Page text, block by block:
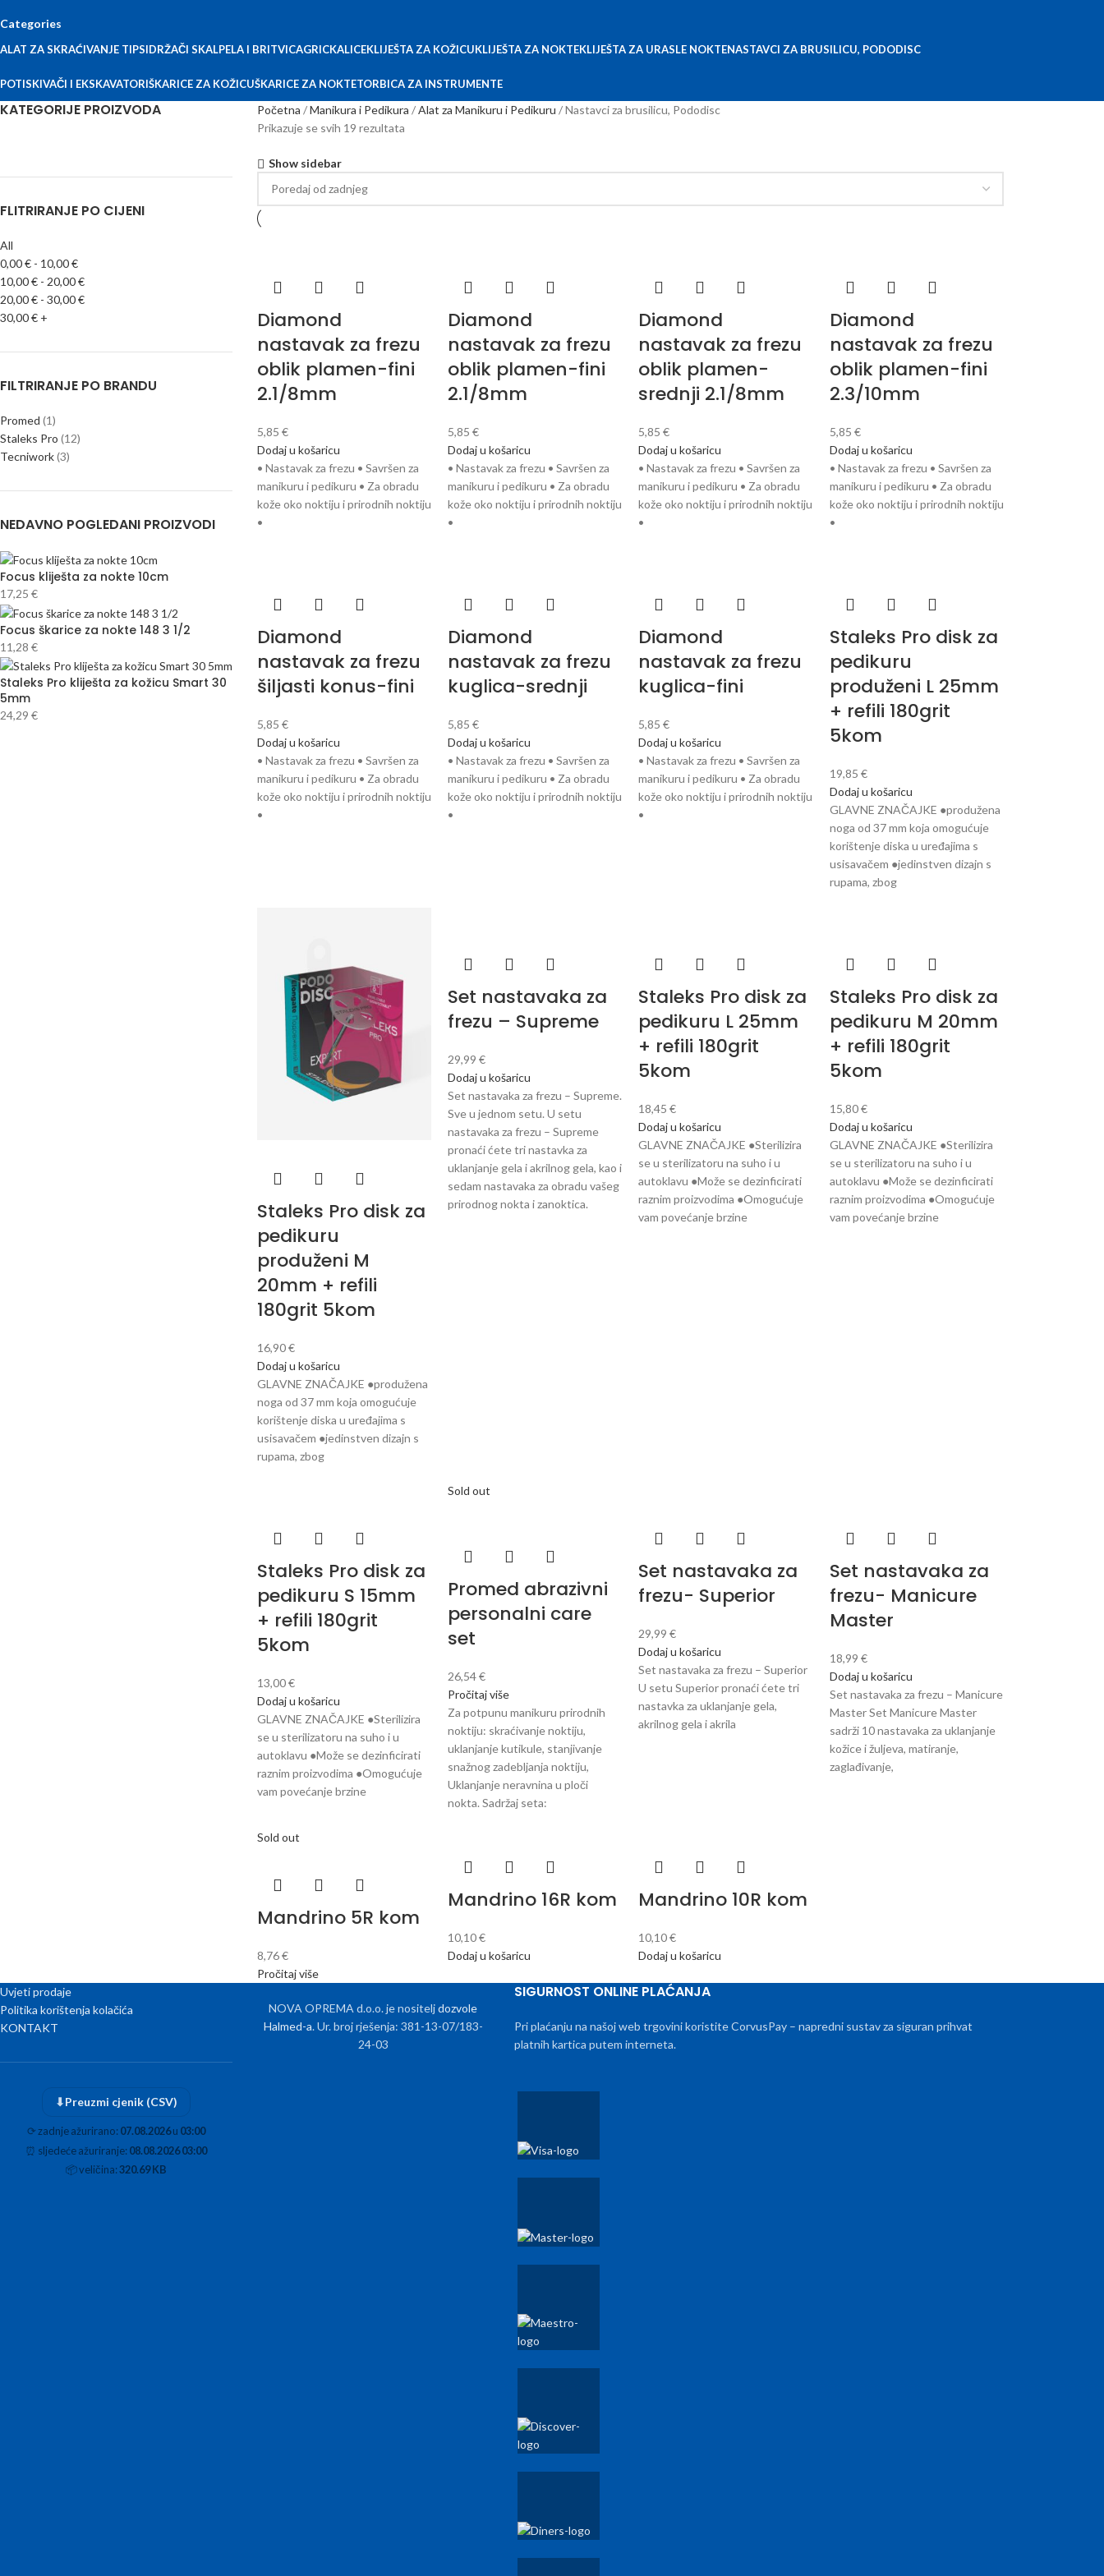
Categories
ALAT ZA SKRAĆIVANJE TIPSIDRŽAČI SKALPELA I BRITVICAGRICKALICEKLIJEŠTA ZA KOŽICUKLIJEŠTA ZA NOKTEKLIJEŠTA ZA URASLE NOKTENASTAVCI ZA BRUSILICU, PODODISC
POTISKIVAČI I EKSKAVATORIŠKARICE ZA KOŽICUŠKARICE ZA NOKTETORBICA ZA INSTRUMENTE
KATEGORIJE PROIZVODA
FLITRIRANJE PO CIJENI
All
0,00€ - 10,00€
10,00€ - 20,00€
20,00€ - 30,00€
30,00€ +
FILTRIRANJE PO BRANDU
Promed (1)
Staleks Pro (12)
Tecniwork(3)
NEDAVNO POGLEDANI PROIZVODI
Focus kliješta za nokte 10cm
17,25 €
Focus škarice za nokte 148 3 1/2
11,28 €
Staleks Pro kliješta za kožicu Smart 30
5mm
24,29 €
Početna Manikura i Pedikura Alat za Manikuru i Pedikuru
Nastavci za brusilicu, Pododisc
Prikazuje se svih 19 rezultata
Show sidebar
Diamond
nastavak za frezu
oblik plamen-fini
2.1/8mm
5,85 €
Dodaj u košaricu
• Nastavak za frezu • Savršen za
manikuru i pedikuru • Za obradu
kože oko noktiju i prirodnih noktiju
•
Diamond
nastavak za frezu
oblik plamen-fini
2.1/8mm
5,85€
Dodaj u košaricu
• Nastavak za frezu • Savršen za
manikuru i pedikuru • Za obradu
kože oko noktiju i prirodnih noktiju
•
Diamond
nastavak za frezu
oblik plamen-
srednji 2.1/8mm
5,85€
Dodaj u košaricu
• Nastavak za frezu • Savršen za
manikuru i pedikuru • Za obradu
kože oko noktiju i prirodnih noktiju
•
Diamond
nastavak za frezu
oblik plamen-fini
2.3/10mm
5,85 €
Dodaj u košaricu
• Nastavak za frezu • Savršen za
manikuru i pedikuru • Za obradu
kože oko noktiju i prirodnih noktiju
•
Diamond
nastavak za frezu
šiljasti konus-fini
5,85 €
Dodaj u košaricu
• Nastavak za frezu • Savršen za
manikuru i pedikuru • Za obradu
kože oko noktiju i prirodnih noktiju
•
Diamond
nastavak za frezu
kuglica-srednji
5,85€
Dodaj u košaricu
• Nastavak za frezu • Savršen za
manikuru i pedikuru • Za obradu
kože oko noktiju i prirodnih noktiju
•
Diamond
nastavak za frezu
kuglica-fini
5,85€
Dodaj u košaricu
• Nastavak za frezu • Savršen za
manikuru i pedikuru • Za obradu
kože oko noktiju i prirodnih noktiju
•
Staleks Pro disk za
pedikuru
produženi L 25mm
+ refili 180grit
5kom
19,85 €
Dodaj u košaricu
GLAVNE ZNAČAJKE ●produžena
noga od 37 mm koja omogućuje
korištenje diska u uređajima s
usisavačem ●jedinstven dizajn s
rupama, zbog
Staleks Pro disk za
pedikuru
produženi M
20mm + refili
180grit 5kom
16,90€
Dodaj u košaricu
GLAVNE ZNAČAJKE ●produžena
noga od 37 mm koja omogućuje
korištenje diska u uređajima s
usisavačem ●jedinstven dizajn s
rupama, zbog
Set nastavaka za
frezu – Supreme
29,99€
Dodaj u košaricu
Set nastavaka za frezu – Supreme.
Sve u jednom setu. U setu
nastavaka za frezu – Supreme
pronaći ćete tri nastavka za
uklanjanje gela i akrilnog gela, kao i
sedam nastavaka za obradu vašeg
prirodnog nokta i zanoktica.
Staleks Pro disk za
pedikuru L 25mm
+ refili 180grit
5kom
18,45€
Dodaj u košaricu
GLAVNE ZNAČAJKE ●Sterilizira
se u sterilizatoru na suho i u
autoklavu ●Može se dezinficirati
raznim proizvodima ●Omogućuje
vam povećanje brzine
Staleks Pro disk za
pedikuru M 20mm
+ refili 180grit
5kom
15,80€
Dodaj u košaricu
GLAVNE ZNAČAJKE ●Sterilizira
se u sterilizatoru na suho i u
autoklavu ●Može se dezinficirati
raznim proizvodima ●Omogućuje
vam povećanje brzine
Staleks Pro disk za
pedikuru S 15mm
+ refili 180grit
5kom
13,00€
Dodaj u košaricu
GLAVNE ZNAČAJKE ●Sterilizira
se u sterilizatoru na suho i u
autoklavu ●Može se dezinficirati
raznim proizvodima ●Omogućuje
vam povećanje brzine
Sold out
Promed abrazivni
personalni care
set
26,54€
Pročitaj više
Za potpunu manikuru prirodnih
noktiju: skraćivanje noktiju,
uklanjanje kutikule, stanjivanje
snažnog zadebljanja noktiju,
Uklanjanje neravnina u ploči
nokta. Sadržaj seta:
Set nastavaka za
frezu- Superior
29,99€
Dodaj u košaricu
Set nastavaka za frezu – Superior
U setu Superior pronaći ćete tri
nastavka za uklanjanje gela,
akrilnog gela i akrila
Set nastavaka za
frezu- Manicure
Master
18,99 €
Dodaj u košaricu
Set nastavaka za frezu – Manicure
Master Set Manicure Master
sadrži 10 nastavaka za uklanjanje
kožice i žuljeva, matiranje,
zaglađivanje,
Sold out
Mandrino 5R kom
8,76€
Pročitaj više
Mandrino 16R kom
10,10€
Dodaj u košaricu
Mandrino 10R kom
10,10€
Dodaj u košaricu
Uvjeti prodaje
Politika korištenja kolačića
KONTAKT
⬇Preuzmi cjenik (CSV)
⟳zadnje ažurirano:07.08.2026u 03:00
⏰ sljedeće ažuriranje:08.08.2026 03:00
📦veličina:320.69 KB
NOVA OPREMA d.o.o. je nositeljdozvole
Halmed-a. Ur. broj rješenja: 381-13-07/183-
24-03
SIGURNOST ONLINE PLAĆANJA
Pri plaćanju na našoj web trgovini koristite CorvusPay – napredni sustav za siguran prihvat
platnih kartica putem interneta.